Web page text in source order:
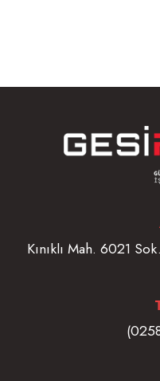
Kınıklı Mah. 6021